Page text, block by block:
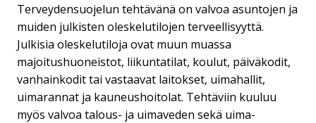
Terveydensuojelun tehtävänä on valvoa asuntojen ja
muiden julkisten oleskelutilojen terveelli­syyttä.
Julkisia oleskelutiloja ovat muun muassa
majoitushuoneistot, liikuntatilat, koulut, päiväkodit,
vanhainkodit tai vastaavat laitokset, uimahallit,
uimarannat ja kauneushoitolat. Tehtä­viin kuuluu
myös valvoa talous- ja uimaveden sekä uima-